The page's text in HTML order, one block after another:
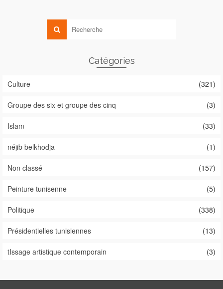
Catégories
Culture (321)
Groupe des six et groupe des cinq (3)
Islam (33)
néjib belkhodja (1)
Non classé (157)
Peinture tunisenne (5)
Politique (338)
Présidentielles tunisiennes (13)
tIssage artistique contemporain (3)